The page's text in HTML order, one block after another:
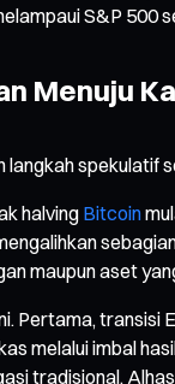
S&P 500
Menuju
halving Bitcoin
maupun aset
Pertama, transisi
melalui imbal
tradisional.